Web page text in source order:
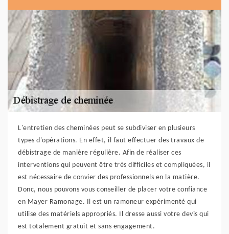
L'entretien des cheminées peut se subdiviser en plusieurs
types d'opérations. En effet, il faut effectuer des travaux de
débistrage de manière régulière. Afin de réaliser ces
interventions qui peuvent être très difficiles et compliquées, il
est nécessaire de convier des professionnels en la matière.
Donc, nous pouvons vous conseiller de placer votre confiance
en Mayer Ramonage. Il est un ramoneur expérimenté qui
utilise des matériels appropriés. Il dresse aussi votre devis qui
est totalement gratuit et sans engagement.